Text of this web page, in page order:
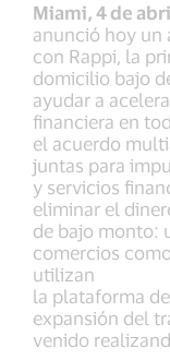
Miami, 4 de
anunció hoy un
con Rappi, la
domicilio bajo
ayudar a
financiera en
el acuerdo
juntas para
y servicios
eliminar el
de bajo monto:
comercios
utilizan
la plataforma
expansión del
venido